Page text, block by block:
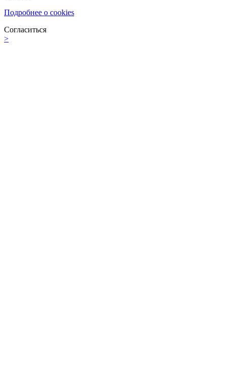
Подробнее о cookies
Согласиться
>